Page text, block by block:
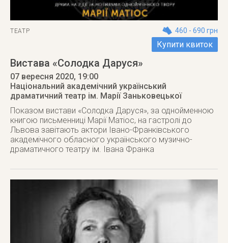
ТЕАТР 460 - 690 грн
Купити квиток
Вистава «Солодка Даруся»
07 вересня 2020, 19:00
Національний академічний український
драматичний театр ім. Марії Заньковецької
Показом вистави «Солодка Даруся», за однойменною
книгою письменниці Марії Матіос, на гастролі до
Львова завітають актори Івано-Франківського
академічного обласного українського музично-
драматичного театру ім. Івана Франка